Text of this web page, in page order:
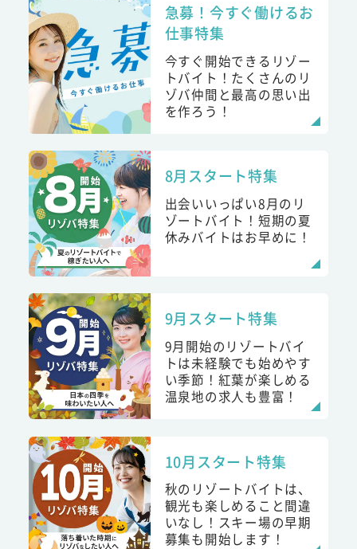
急募！今すぐ働けるお
仕事特集
今すぐ開始できるリゾー
トバイト！たくさんのリ
ゾバ仲間と最高の思い出
を作ろう！
8月スタート特集
出会いいっぱい8月のリ
ゾートバイト！短期の夏
休みバイトはお早めに！
9月スタート特集
9月開始のリゾートバイ
トは未経験でも始めやす
い季節！紅葉が楽しめる
温泉地の求人も豊富！
10月スタート特集
秋のリゾートバイトは、
観光も楽しめること間違
いなし！スキー場の早期
募集も開始します！